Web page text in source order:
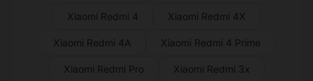
Xiaomi Redmi 4 Xiaomi Redmi 4X
Xiaomi Redmi 4A Xiaomi Redmi 4 Prime
Xiaomi Redmi Pro Xiaomi Redmi 3x